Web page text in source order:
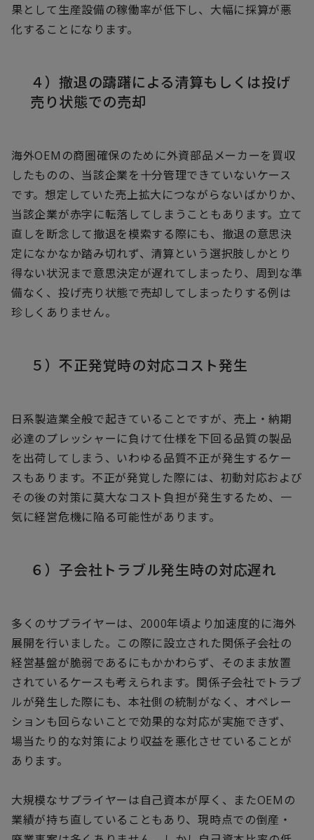
果として生産設備の稼働率が低下し、大幅に採算が悪
化することになります。
４）撤退の躊躇による清算もしくは投げ
売り状態での売却
海外OEMの商圏確保のために外資部品メーカーを買収
したものの、当該企業を十分管理できていないケース
です。想定していた売上拡大につながらないばかりか、
当該企業が赤字に転落してしまうこともあります。立て
直しを断念して撤退を模索する際にも、撤退の意思決
定になかなか踏み切れず、清算という選択肢しかとり
得ない状況まで意思決定が遅れてしまったり、周到な準
備なく、投げ売り状態で売却してしまったりする例は
珍しくありません。
５）不正発覚時の対応コスト発生
日系製造業全般で起きていることですが、売上・納期
必達のプレッシャーに負けて仕様を下回る品質の製品
を出荷してしまう、いわゆる品質不正が発生するケー
スもあります。不正が発覚した際には、初動対応および
その後の対策に莫大なコスト負担が発生するため、一
気に経営危機に陥る可能性があります。
６）子会社トラブル発生時の対応遅れ
多くのサプライヤーは、2000年頃より加速度的に海外
展開を行いました。この際に設立された関係子会社の
経営基盤が脆弱であるにもかかわらず、そのまま放置
されているケースも考えられます。関係子会社でトラブ
ルが発生した際にも、本社側の統制がなく、オペレー
ションも回らないことで効果的な対応が実施できず、
場当たり的な対策により収益を悪化させていることが
あります。
大規模なサプライヤーは自己資本が厚く、またOEMの
業績が持ち直していることもあり、現時点での倒産・